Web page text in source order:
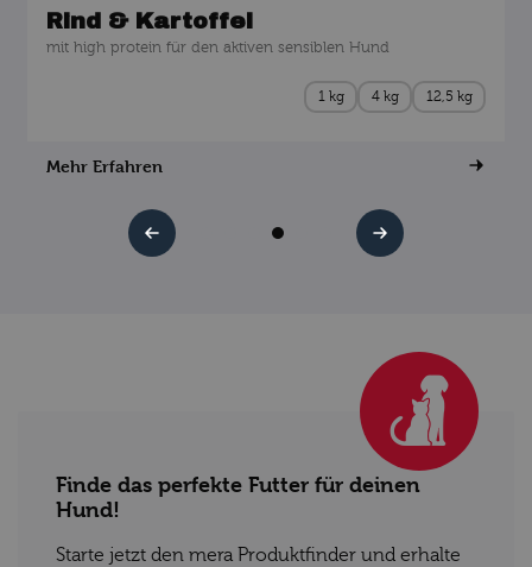
Rind & Kartoffel
mit high protein für den aktiven sensiblen Hund
1 kg 4 kg 12,5 kg
Mehr Erfahren
Finde das perfekte Futter für deinen
Hund!
Starte jetzt den mera Produktfinder und erhalte